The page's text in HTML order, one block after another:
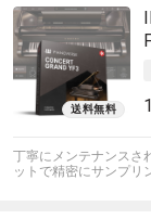
丁寧にメンテナンスさ
ットで精密にサンプリ